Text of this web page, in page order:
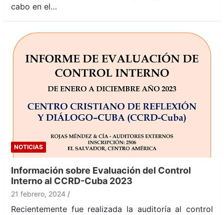
cabo en el…
NOTICIAS
Información sobre Evaluación del Control
Interno al CCRD-Cuba 2023
21 febrero, 2024
Recientemente fue realizada la auditoría al control